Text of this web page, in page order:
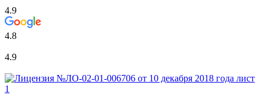
4.9
4.8
4.9